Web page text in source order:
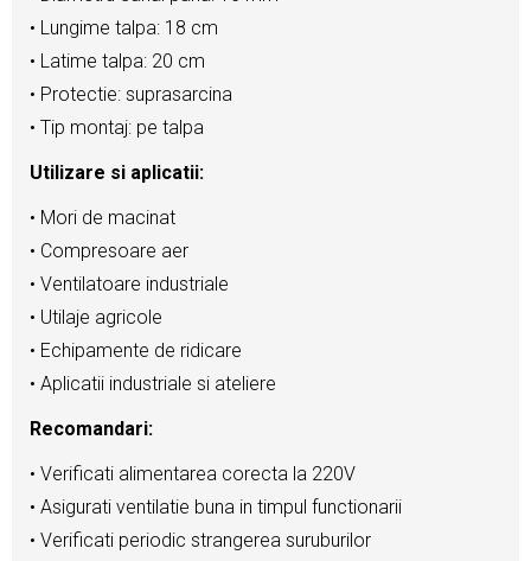
• Lungime talpa: 18 cm
• Latime talpa: 20 cm
• Protectie: suprasarcina
• Tip montaj: pe talpa
Utilizare si aplicatii:
• Mori de macinat
• Compresoare aer
• Ventilatoare industriale
• Utilaje agricole
• Echipamente de ridicare
• Aplicatii industriale si ateliere
Recomandari:
• Verificati alimentarea corecta la 220V
• Asigurati ventilatie buna in timpul functionarii
• Verificati periodic strangerea suruburilor